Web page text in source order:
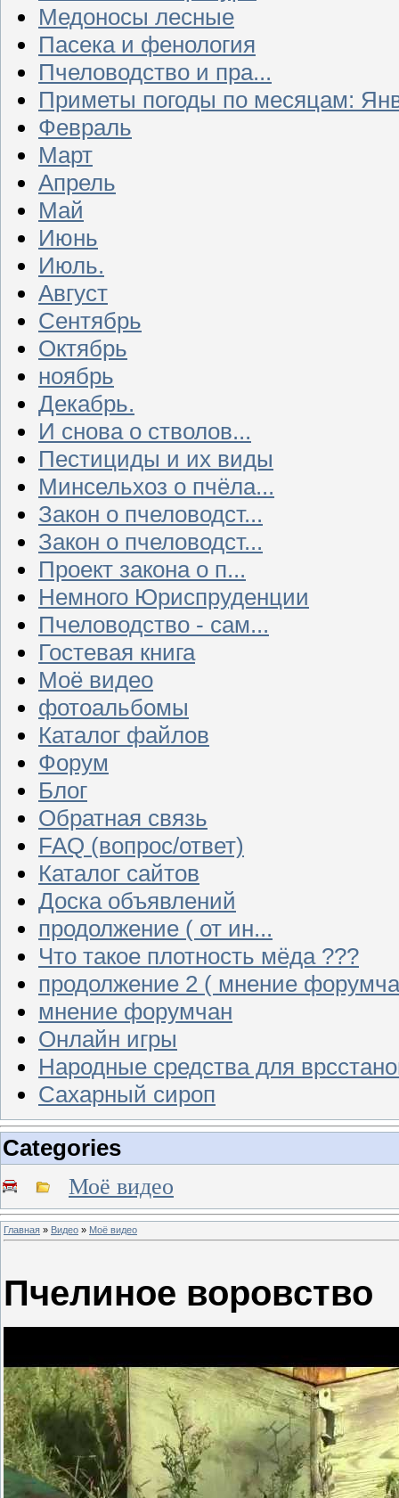
Медоносы лесные
Пасека и фенология
Пчеловодство и пра...
Приметы погоды по месяцам:
Февраль
Март
Апрель
Май
Июнь
Июль.
Август
Сентябрь
Октябрь
ноябрь
Декабрь.
И снова о стволов...
Пестициды и их виды
Минсельхоз о пчёла...
Закон о пчеловодст...
Закон о пчеловодст...
Проект закона о п...
Немного Юриспруденции
Пчеловодство - сам...
Гостевая книга
Моё видео
фотоальбомы
Каталог файлов
Форум
Блог
Обратная связь
FAQ (вопрос/ответ)
Каталог сайтов
Доска объявлений
продолжение ( от ин...
Что такое плотность мёда ???
продолжение 2 ( мнение
мнение форумчан
Онлайн игры
Народные средства для
Сахарный сироп
Categories
Моё видео
Главная » Видео » Моё видео
Пчелиное воровство